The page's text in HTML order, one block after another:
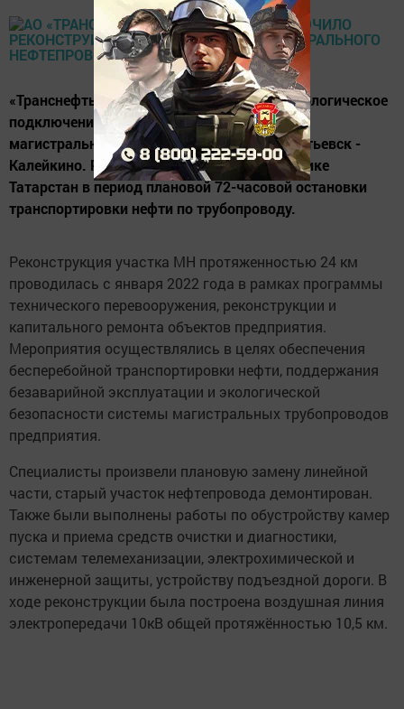
«Транснефть – Прикамье» выполнило технологическое
подключение реконструированного участка
магистрального нефтепровода (МН) Альметьевск -
Калейкино. Работы проводились в Республике
Татарстан в период плановой 72-часовой остановки
транспортировки нефти по трубопроводу.
Реконструкция участка МН протяженностью 24 км
проводилась с января 2022 года в рамках программы
технического перевооружения, реконструкции и
капитального ремонта объектов предприятия.
Мероприятия осуществлялись в целях обеспечения
бесперебойной транспортировки нефти, поддержания
безаварийной эксплуатации и экологической
безопасности системы магистральных трубопроводов
предприятия.
Специалисты произвели плановую замену линейной
части, старый участок нефтепровода демонтирован.
Также были выполнены работы по обустройству камер
пуска и приема средств очистки и диагностики,
системам телемеханизации, электрохимической и
инженерной защиты, устройству подъездной дороги. В
ходе реконструкции была построена воздушная линия
электропередачи 10кВ общей протяжённостью 10,5 км.